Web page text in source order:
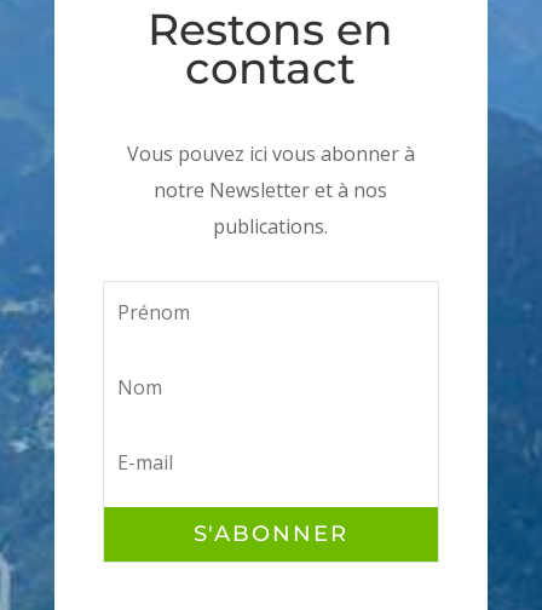
Restons en
contact
Vous pouvez ici vous abonner à
notre Newsletter et à nos
publications.
S'ABONNER